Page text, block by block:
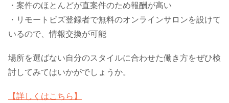
・案件のほとんどが直案件のため報酬が高い
・リモートビズ登録者で無料のオンラインサロンを設けて
いるので、情報交換が可能
場所を選ばない自分のスタイルに合わせた働き方をぜひ検
討してみてはいかがでしょうか。
【詳しくはこちら】